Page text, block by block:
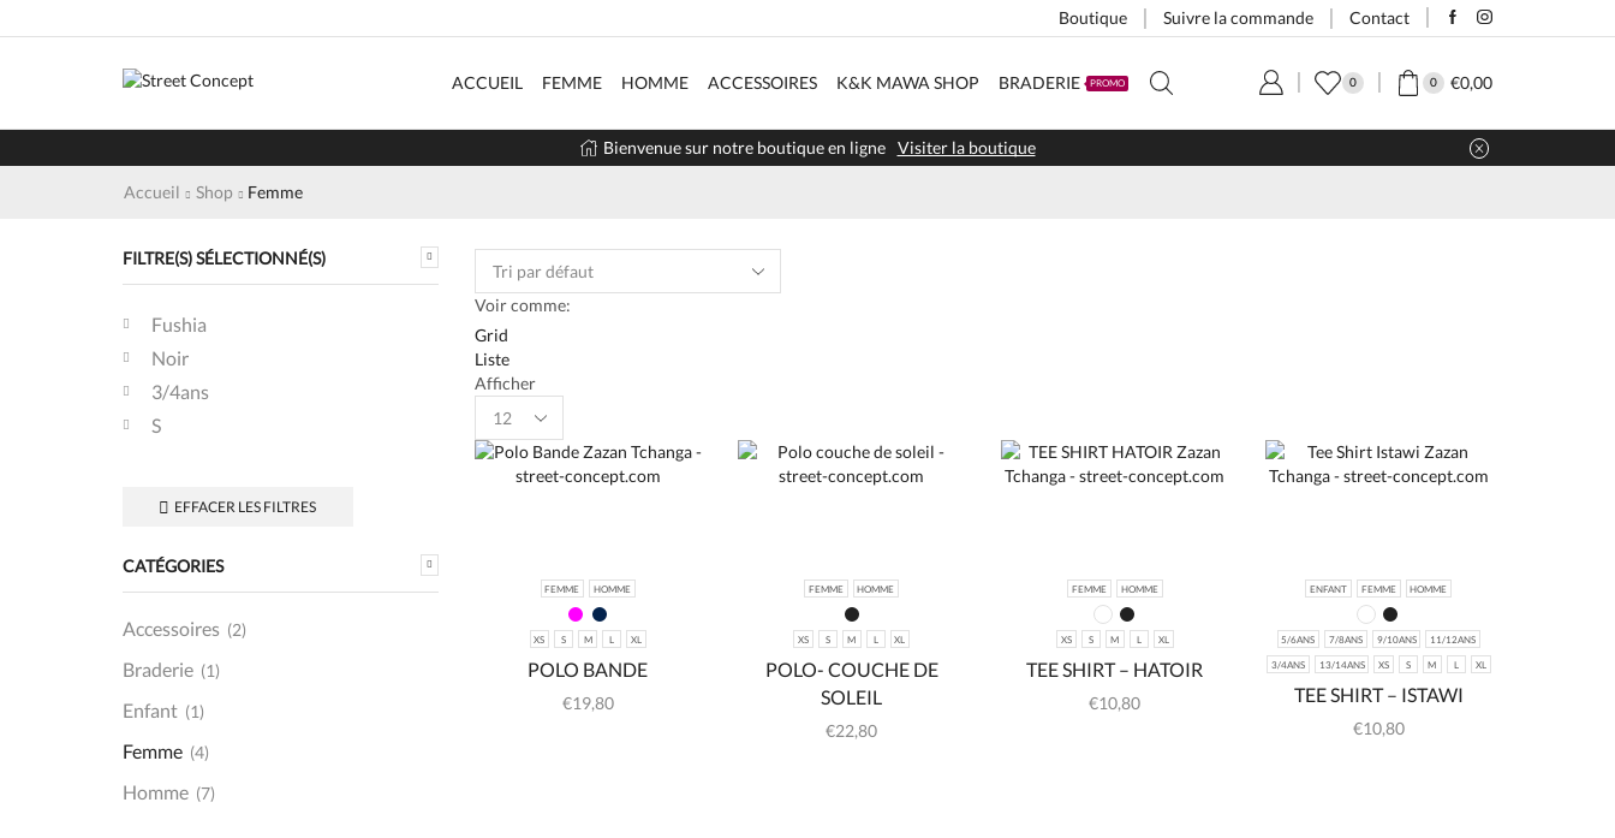
Boutique Suivre la commande Contact
ACCUEIL FEMME HOMME ACCESSOIRES K&K MAWA SHOP BRADERIE PROMO 0 0 €0,00
Bienvenue sur notre boutique en ligne Visiter la boutique
Accueil Shop Femme
Voir comme:
Grid
Liste
Afficher
per
page
FEMME HOMME
XS S M L XL
POLO BANDE
€19,80
FEMME HOMME
XS S M L XL
POLO- COUCHE DE
SOLEIL
€22,80
FEMME HOMME
XS S M L XL
TEE SHIRT – HATOIR
€10,80
ENFANT FEMME HOMME
5/6ANS 7/8ANS 9/10ANS 11/12ANS
3/4ANS 13/14ANS XS S M L XL
TEE SHIRT – ISTAWI
€10,80
FILTRE(S) SÉLECTIONNÉ(S)
Fushia
Noir
3/4ans
S
EFFACER LES FILTRES
CATÉGORIES
Accessoires (2)
Braderie (1)
Enfant (1)
Femme (4)
Homme (7)